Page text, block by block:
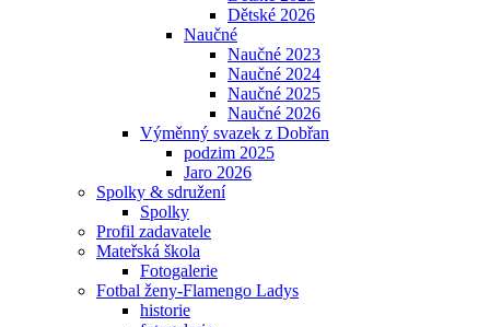
Dětské 2026
Naučné
Naučné 2023
Naučné 2024
Naučné 2025
Naučné 2026
Výměnný svazek z Dobřan
podzim 2025
Jaro 2026
Spolky & sdružení
Spolky
Profil zadavatele
Mateřská škola
Fotogalerie
Fotbal ženy-Flamengo Ladys
historie